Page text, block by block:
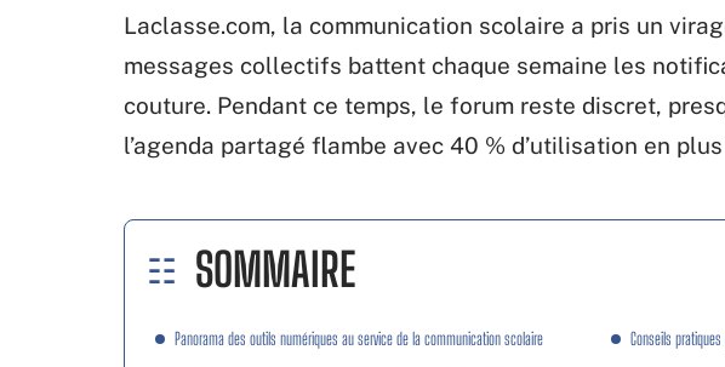
Laclasse.com, la communication scolaire a pris un
messages collectifs battent chaque semaine les
couture. Pendant ce temps, le forum reste discret,
l’agenda partagé flambe avec 40 % d’utilisation en
SOMMAIRE
Panorama des outils numériques au service de la communication scolaire Conseils